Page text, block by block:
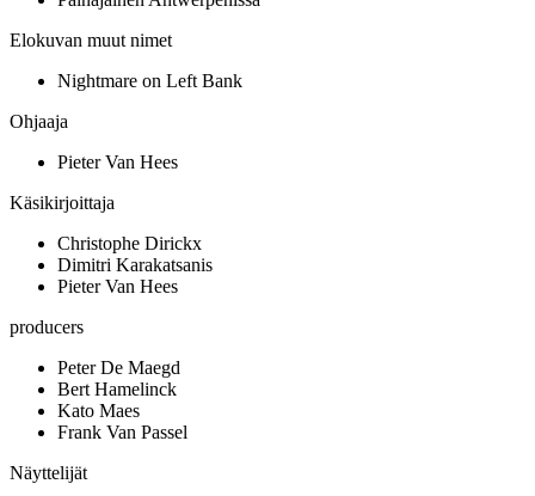
Elokuvan muut nimet
Nightmare on Left Bank
Ohjaaja
Pieter Van Hees
Käsikirjoittaja
Christophe Dirickx
Dimitri Karakatsanis
Pieter Van Hees
producers
Peter De Maegd
Bert Hamelinck
Kato Maes
Frank Van Passel
Näyttelijät